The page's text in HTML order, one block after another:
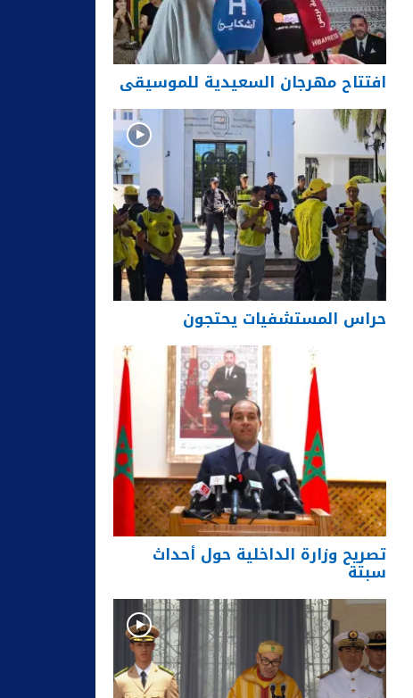
افتتاح مهرجان السعيدية للموسيقى
حراس المستشفيات يحتجون
تصريح وزارة الداخلية حول أحداث
سبتة